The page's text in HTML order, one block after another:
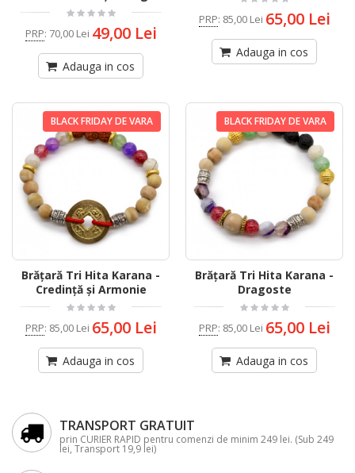
PRP: 70,00 Lei 49,00 Lei
Adauga in cos
PRP: 85,00 Lei 65,00 Lei
Adauga in cos
BLACK FRIDAY DE VARA
Brățară Tri Hita Karana -
Credință și Armonie
PRP: 85,00 Lei 65,00 Lei
Adauga in cos
BLACK FRIDAY DE VARA
Brățară Tri Hita Karana -
Dragoste
PRP: 85,00 Lei 65,00 Lei
Adauga in cos
TRANSPORT GRATUIT
prin CURIER RAPID pentru comenzi de minim 249 lei. (Sub 249
lei, Transport 19,9 lei)